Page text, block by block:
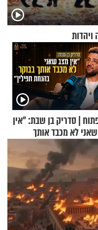
ויהדות
| סדריק בן שבת: "אין
לא מכבד אותך
בהנחת תפילין"